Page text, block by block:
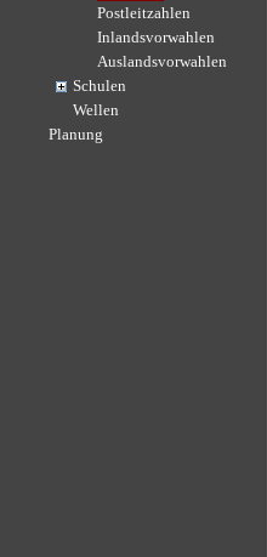
Postleitzahlen
Inlandsvorwahlen
Auslandsvorwahlen
Schulen
Wellen
Planung